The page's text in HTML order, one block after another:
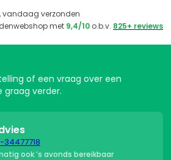
Contact

vandaag verzonden
met 9,4/10 o.b.v. 825+ reviews
of een vraag over een
graag verder.
34477718
ook ’s avonds bereikbaar